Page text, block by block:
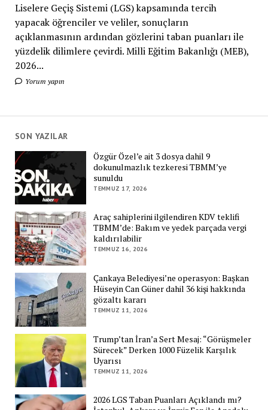
Liselere Geçiş Sistemi (LGS) kapsamında tercih
yapacak öğrenciler ve veliler, sonuçların
açıklanmasının ardından gözlerini taban puanları ile
yüzdelik dilimlere çevirdi. Milli Eğitim Bakanlığı (MEB),
2026...
Yorum yapın
SON YAZILAR
Özgür Özel’e ait 3 dosya dahil 9
dokunulmazlık tezkeresi TBMM’ye
sunuldu
TEMMUZ 17, 2026
Araç sahiplerini ilgilendiren KDV teklifi
TBMM’de: Bakım ve yedek parçada vergi
kaldırılabilir
TEMMUZ 16, 2026
Çankaya Belediyesi’ne operasyon: Başkan
Hüseyin Can Güner dahil 36 kişi hakkında
gözaltı kararı
TEMMUZ 11, 2026
Trump’tan İran’a Sert Mesaj: “Görüşmeler
Sürecek” Derken 1000 Füzelik Karşılık
Uyarısı
TEMMUZ 11, 2026
2026 LGS Taban Puanları Açıklandı mı?